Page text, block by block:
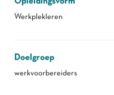
Werkplekleren
Doelgroep
werkvoorbereiders